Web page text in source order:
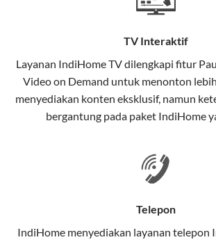
Wifi IndiHome menggunakan
menggunakan kabel serat optik
pelanggan. Teknologi ini memiliki
keunggulan:
Kecepatan Tinggi
dibandingkan kabel tembaga atau DSL.
elektromagnetik, sehingga koneksi
TV Interaktif
Layanan IndiHome TVdilengkapi fitur
Video on Demand untuk menonton
menyediakan konten eksklusif, namun
bergantung pada paket IndiHome
Telepon
IndiHome menyediakan layanan telepon